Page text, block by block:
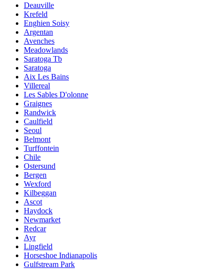
Deauville
Krefeld
Enghien Soisy
Argentan
Avenches
Meadowlands
Saratoga Tb
Saratoga
Aix Les Bains
Villereal
Les Sables D'olonne
Graignes
Randwick
Caulfield
Seoul
Belmont
Turffontein
Chile
Ostersund
Bergen
Wexford
Kilbeggan
Ascot
Haydock
Newmarket
Redcar
Ayr
Lingfield
Horseshoe Indianapolis
Gulfstream Park